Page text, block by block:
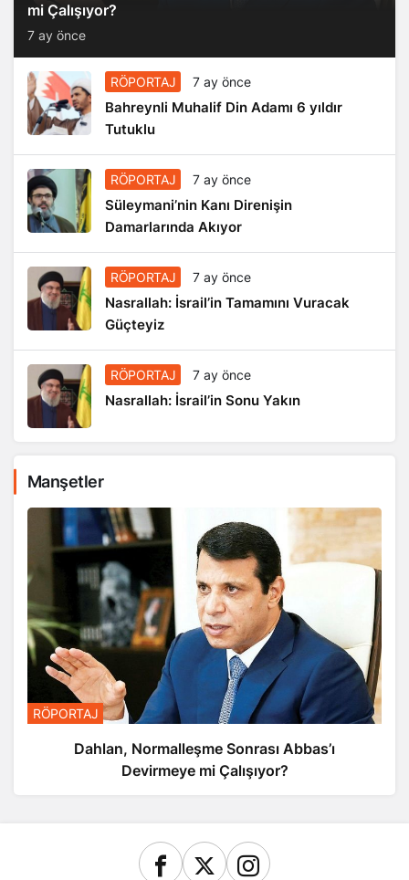
mi Çalışıyor?
7 ay önce
RÖPORTAJ 7 ay önce
Bahreynli Muhalif Din Adamı 6 yıldır
Tutuklu
RÖPORTAJ 7 ay önce
Süleymani’nin Kanı Direnişin
Damarlarında Akıyor
RÖPORTAJ 7 ay önce
Nasrallah: İsrail’in Tamamını Vuracak
Güçteyiz
RÖPORTAJ 7 ay önce
Nasrallah: İsrail’in Sonu Yakın
Manşetler
RÖPORTAJ
Dahlan, Normalleşme Sonrası Abbas’ı
Devirmeye mi Çalışıyor?